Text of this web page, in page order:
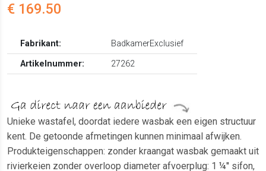
€ 169.50
Fabrikant:
BadkamerExclusief
Artikelnummer:
27262
Unieke wastafel, doordat iedere wasbak een eigen structuur
kent. De getoonde afmetingen kunnen minimaal afwijken.
Produkteigenschappen: zonder kraangat wasbak gemaakt uit
rivierkeien zonder overloop diameter afvoerplug: 1 ¼'' sifon,